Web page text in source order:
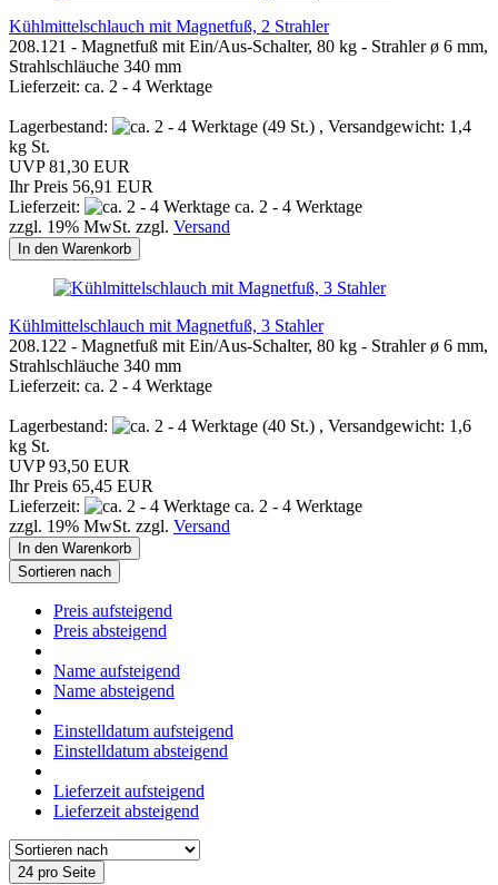
Kühlmittelschlauch mit Magnetfuß, 2 Strahler
208.121 - Magnetfuß mit Ein/Aus-Schalter, 80 kg - Strahler ø 6 mm,
Strahlschläuche 340 mm
Lieferzeit: ca. 2 - 4 Werktage
Lagerbestand: (49 St.) , Versandgewicht: 1,4
kg St.
UVP 81,30 EUR
Ihr Preis 56,91 EUR
Lieferzeit:
ca. 2 - 4 Werktage
zzgl. 19% MwSt. zzgl. Versand
In den Warenkorb
Kühlmittelschlauch mit Magnetfuß, 3 Stahler
208.122 - Magnetfuß mit Ein/Aus-Schalter, 80 kg - Strahler ø 6 mm,
Strahlschläuche 340 mm
Lieferzeit: ca. 2 - 4 Werktage
Lagerbestand: (40 St.) , Versandgewicht: 1,6
kg St.
UVP 93,50 EUR
Ihr Preis 65,45 EUR
Lieferzeit:
ca. 2 - 4 Werktage
zzgl. 19% MwSt. zzgl. Versand
In den Warenkorb
Sortieren nach
Preis aufsteigend
Preis absteigend
Name aufsteigend
Name absteigend
Einstelldatum aufsteigend
Einstelldatum absteigend
Lieferzeit aufsteigend
Lieferzeit absteigend
24 pro Seite